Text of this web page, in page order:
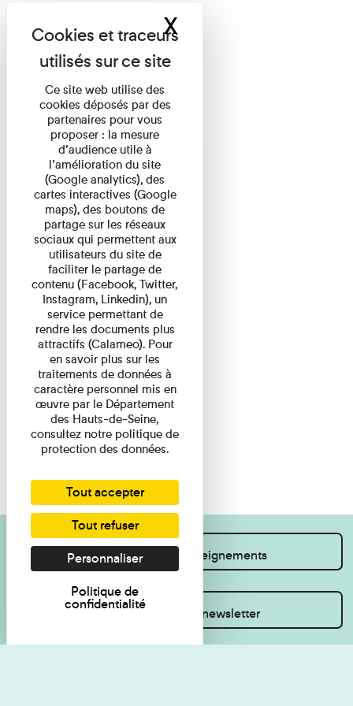
Je souhaite des renseignements
Inscrivez-vous à la newsletter
Ce site web utilise des
cookies déposés par des
partenaires pour vous
proposer : la mesure
d’audience utile à
l’amélioration du site
(Google analytics), des
cartes interactives (Google
maps), des boutons de
partage sur les réseaux
sociaux qui permettent aux
utilisateurs du site de
faciliter le partage de
contenu (Facebook, Twitter,
Instagram, Linkedin), un
service permettant de
rendre les documents plus
attractifs (Calameo). Pour
en savoir plus sur les
traitements de données à
caractère personnel mis en
œuvre par le Département
des Hauts-de-Seine,
consultez notre politique de
protection des données.
Tout accepter
Tout refuser
Personnaliser
Politique de
confidentialité
XMasquer le